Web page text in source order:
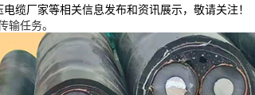
缆厂家等相关信息发布和资讯展示，敬请关注！
输任务。